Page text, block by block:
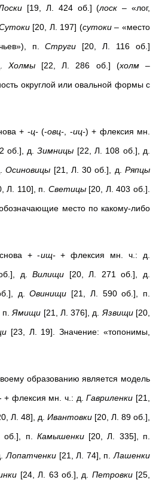
[19, Л. 424 об.] (лоск – «лог,
[20, Л. 197] (сутоки– «место
п.Струги [20, Л. 116 об.]
Холмы[22, Л. 286 об.] (холм–
округлой или овальной формы с
+ -ц-(-овц- , -иц-) + флексия мн.
об.], д.Зимницы [22, Л. 108 об.], д.
Осиновицы [21, Л. 30 об.], д.Ряпцы
Л. 110], п. Светицы [20, Л. 403 об.].
место по какому-либо
+ -ищ-+ флексия мн. ч.: д.
д.Вилищи [20, Л. 271 об.], д.
д.Овинищи [21, Л. 590 об.], п.
п.Ямищи [21, Л. 376], д. Язвищи[20,
[23, Л. 19]. Значение: «топонимы,
образованию является модель
+ флексия мн. ч.: д.Гавриленки [21,
Л. 48], д. Ивантовки [20, Л. 89 об.],
об.], п. Камышенки [20, Л. 335], п.
Лопатченки [21, Л. 74], п. Лашенки
[24, Л. 63 об.], д. Петровки[25,